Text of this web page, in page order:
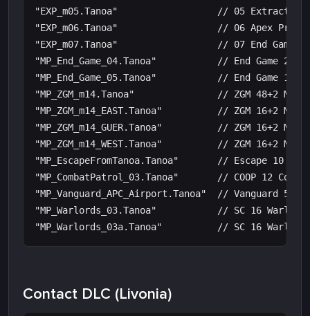
"EXP_m05.Tanoa"                  // 05 Extraction
"EXP_m06.Tanoa"                  // 06 Apex
"EXP_m07.Tanoa"                  // 07 End Game
"MP_End_Game_04.Tanoa"           // End Game 24
"MP_End_Game_05.Tanoa"           // End Game 16
"MP_ZGM_m14.Tanoa"               // ZGM 48+2
"MP_ZGM_m14_EAST.Tanoa"          // ZGM 16+2
"MP_ZGM_m14_GUER.Tanoa"          // ZGM 16+2
"MP_ZGM_m14_WEST.Tanoa"          // ZGM 16+2
"MP_EscapeFromTanoa.Tanoa"       // Escape 10
"MP_CombatPatrol_03.Tanoa"       // COOP 12
"MP_Vanguard_APC_Airport.Tanoa"  // Vanguard 50
"MP_Warlords_03.Tanoa"           // SC 16
Contact DLC (Livonia)